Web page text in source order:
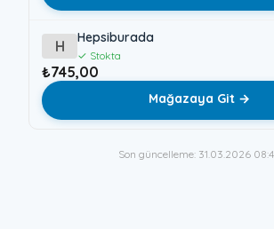
H Hepsiburada
✓ Stokta
₺745,00
Mağazaya Git →
Son güncelleme: 31.03.2026